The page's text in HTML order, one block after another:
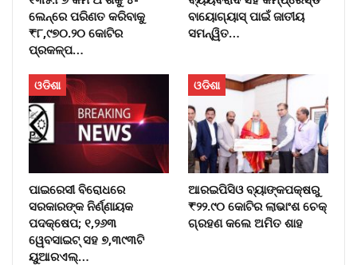
ଲେନ୍ରେ ପରିଣତ କରିବାକୁ
₹୮,୯୭୦.୨୦ କୋଟିର
ପ୍ରକଳ୍ପ…
ବାୟୋଗ୍ୟାସ୍ ପାଇଁ ଜାତୀୟ
ସମନ୍ୱିତ…
ଓଡିଶା
ପାଇରେସୀ ବିରୋଧରେ
ସରକାରଙ୍କ ନିର୍ଣ୍ଣାୟକ
ପଦକ୍ଷେପ; ୧,୨୬୩
ୱେବସାଇଟ୍ ସହ ୭,୩୯୩ଟି
ୟୁଆରଏଲ୍…
ଓଡିଶା
ଆରଇପିସିଓ ବ୍ୟାଙ୍କପକ୍ଷରୁ
₹୨୨.୯୦ କୋଟିର ଲାଭାଂଶ ଚେକ୍
ଗ୍ରହଣ କଲେ ଅମିତ ଶାହ